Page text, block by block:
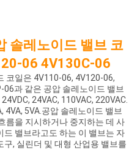
솔레노이드 밸브 코
06 4V130C-06
코일은 4V110-06, 4V120-06,
과 같은 공압 솔레노이드 밸브
24VAC, 110VAC, 220VAC.
4VA, 5VA.공압 솔레노이드 밸브
름을 지시하거나 중지하는 데 사
밸브라고도 하는 이 밸브는 자
, 실린더 및 대형 산업용 밸브를